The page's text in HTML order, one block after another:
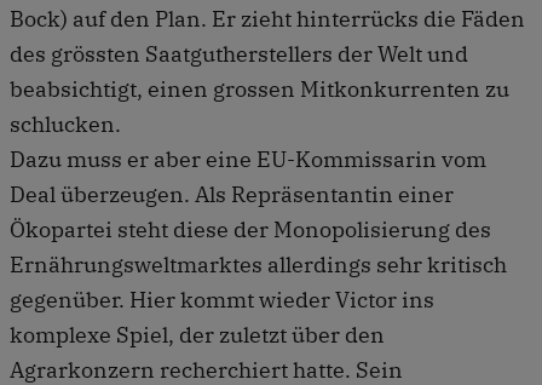
Bock) auf den Plan. Er zieht hinterrücks die Fäden
des grössten Saatgutherstellers der Welt und
beabsichtigt, einen grossen Mitkonkurrenten zu
schlucken.
Dazu muss er aber eine EU-Kommissarin vom
Deal überzeugen. Als Repräsentantin einer
Ökopartei steht diese der Monopolisierung des
Ernährungsweltmarktes allerdings sehr kritisch
gegenüber. Hier kommt wieder Victor ins
komplexe Spiel, der zuletzt über den
Agrarkonzern recherchiert hatte. Sein